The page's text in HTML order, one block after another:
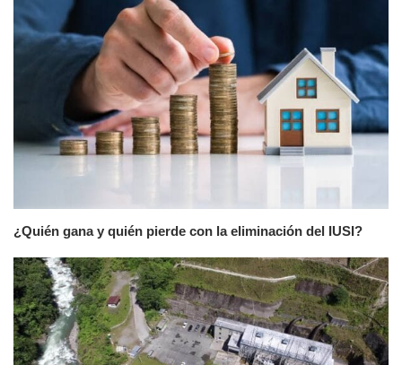
¿Quién gana y quién pierde con la eliminación del IUSI?